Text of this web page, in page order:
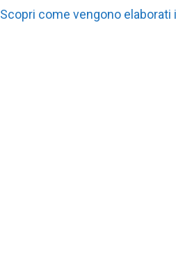
Scopri come vengono elaborati